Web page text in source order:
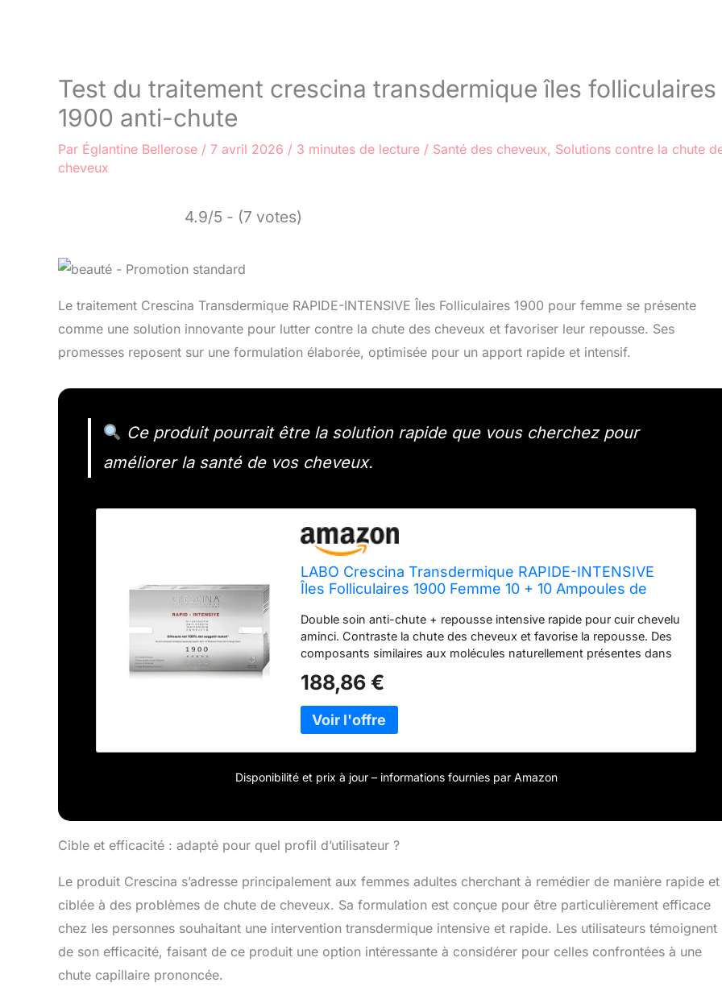
Test du traitement crescina transdermique îles folliculaires
1900 anti-chute
Par Églantine Bellerose / 7 avril 2026 / 3 minutes de lecture / Santé des cheveux, Solutions contre la chute
cheveux
4.9/5 - (7 votes)
Le traitement Crescina Transdermique RAPIDE-INTENSIVE Îles Folliculaires 1900 pour femme se présente
comme une solution innovante pour lutter contre la chute des cheveux et favoriser leur repousse. Ses
promesses reposent sur une formulation élaborée, optimisée pour un apport rapide et intensif.
Ce produit pourrait être la solution rapide que vous cherchez pour
améliorer la santé de vos cheveux.
LABO Crescina Transdermique RAPIDE-INTENSIVE
Îles Folliculaires 1900 Femme 10 + 10 Ampoules de
Double soin anti-chute + repousse intensive rapide pour cuir chevelu
aminci. Contraste la chute des cheveux et favorise la repousse. Des
composants similaires aux molécules naturellement présentes dans
spécifiques pour hommes et femmes. Dosages disponibles : 1700 -
1900 - 2100 Formats disponibles : 10 +10 flacons, équivalent à un
mois de traitement ; 20 + 20 ampoules, équivalent à deux mois de
traitement. Contrairement aux follicules uniques qui ne sont valables
que pour un seul poil, les ÎLES FOLLICULAIRES, selon leur répartition
et leur nombre, peuvent compter deux ou plusieurs poils. Avec le
processus d'amincissement, il est donc essentiel de réserver un
ce système extrêmement important, en proportion du nombre total
de tiges sur le cuir chevelu. Disponibles dans la même gamme :
188,86 €
Disponibilité et prix à jour – informations fournies par Amazon
Cible et efficacité : adapté pour quel profil d’utilisateur ?
Le produit Crescina s’adresse principalement aux femmes adultes cherchant à remédier de manière rapide et
ciblée à des problèmes de chute de cheveux. Sa formulation est conçue pour être particulièrement efficace
chez les personnes souhaitant une intervention transdermique intensive et rapide. Les utilisateurs témoignent
de son efficacité, faisant de ce produit une option intéressante à considérer pour celles confrontées à une
chute capillaire prononcée.